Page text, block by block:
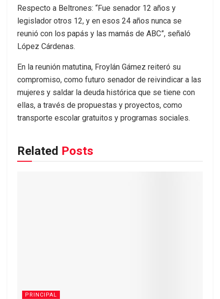
Respecto a Beltrones: “Fue senador 12 años y
legislador otros 12, y en esos 24 años nunca se
reunió con los papás y las mamás de ABC”, señaló
López Cárdenas.
En la reunión matutina, Froylán Gámez reiteró su
compromiso, como futuro senador de reivindicar a las
mujeres y saldar la deuda histórica que se tiene con
ellas, a través de propuestas y proyectos, como
transporte escolar gratuitos y programas sociales.
Related Posts
PRINCIPAL